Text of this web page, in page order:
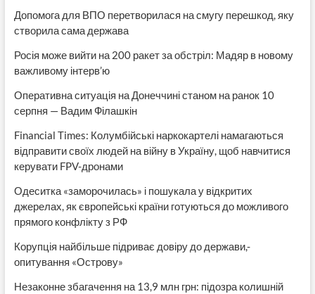
Допомога для ВПО перетворилася на смугу перешкод, яку
створила сама держава
Росія може вийти на 200 ракет за обстріл: Мадяр в новому
важливому інтерв’ю
Оперативна ситуація на Донеччині станом на ранок 10
серпня — Вадим Філашкін
Financial Times: Колумбійські наркокартелі намагаються
відправити своїх людей на війну в Україну, щоб навчитися
керувати FPV-дронами
Одеситка «заморочилась» і пошукала у відкритих
джерелах, як європейські країни готуються до можливого
прямого конфлікту з РФ
Корупція найбільше підриває довіру до держави,-
опитування «Острову»
Незаконне збагачення на 13,9 млн грн: підозра колишній